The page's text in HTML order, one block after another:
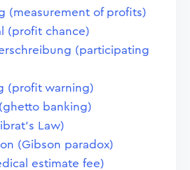
(measurement of profits)
(profit chance)
(participating
(profit warning)
banking)
Law)
(Gibson paradox)
estimate fee)